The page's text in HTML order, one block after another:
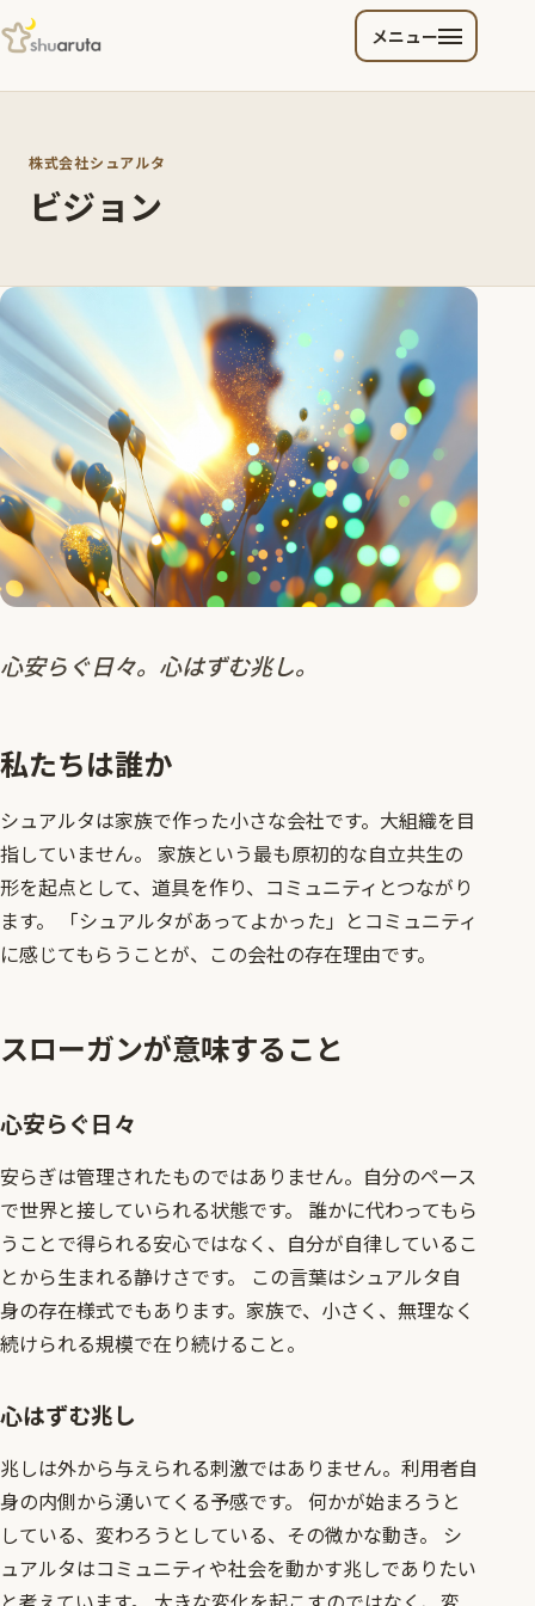
メニュー
株式会社シュアルタ
ビジョン
心安らぐ日々。心はずむ兆し。
私たちは誰か
シュアルタは家族で作った小さな会社です。大組織を目
指していません。 家族という最も原初的な自立共生の
形を起点として、道具を作り、コミュニティとつながり
ます。 「シュアルタがあってよかった」とコミュニティ
に感じてもらうことが、この会社の存在理由です。
スローガンが意味すること
心安らぐ日々
安らぎは管理されたものではありません。自分のペース
で世界と接していられる状態です。 誰かに代わってもら
うことで得られる安心ではなく、自分が自律しているこ
とから生まれる静けさです。 この言葉はシュアルタ自
身の存在様式でもあります。家族で、小さく、無理なく
続けられる規模で在り続けること。
心はずむ兆し
兆しは外から与えられる刺激ではありません。利用者自
身の内側から湧いてくる予感です。 何かが始まろうと
している、変わろうとしている、その微かな動き。 シ
ュアルタはコミュニティや社会を動かす兆しでありたい